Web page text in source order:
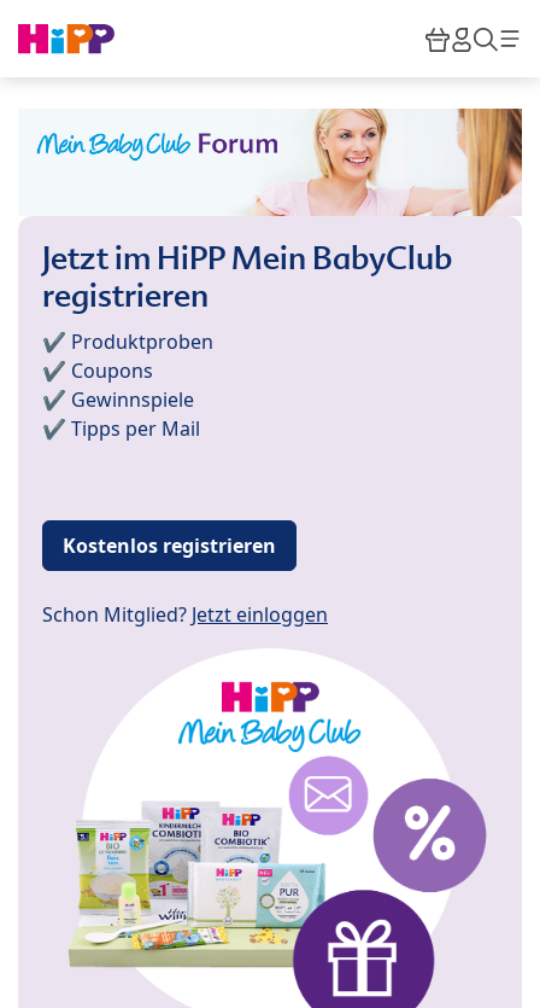
HiPP
Jetzt im HiPP Mein BabyClub
registrieren
✔️ Produktproben
✔️ Coupons
✔️ Gewinnspiele
✔️ Tipps per Mail
Kostenlos registrieren
Schon Mitglied? Jetzt einloggen